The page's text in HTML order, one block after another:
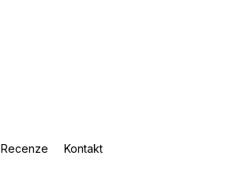
Recenze Kontakt